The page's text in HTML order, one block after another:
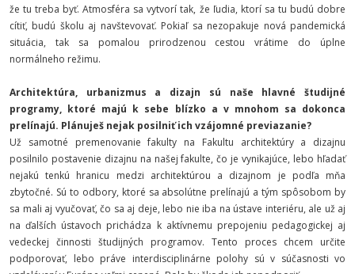
že tu treba byť. Atmosféra sa vytvorí tak, že ľudia, ktorí sa tu budú dobre
cítiť, budú školu aj navštevovať. Pokiaľ sa nezopakuje nová pandemická
situácia, tak sa pomalou prirodzenou cestou vrátime do úplne
normálneho režimu.
Architektúra, urbanizmus a dizajn sú naše hlavné študijné
programy, ktoré majú k sebe blízko a v mnohom sa dokonca
prelínajú. Plánuješ nejak posilniť ich vzájomné previazanie?
Už samotné premenovanie fakulty na Fakultu architektúry a dizajnu
posilnilo postavenie dizajnu na našej fakulte, čo je vynikajúce, lebo hľadať
nejakú tenkú hranicu medzi architektúrou a dizajnom je podľa mňa
zbytočné. Sú to odbory, ktoré sa absolútne prelínajú a tým spôsobom by
sa mali aj vyučovať, čo sa aj deje, lebo nie iba na ústave interiéru, ale už aj
na ďalších ústavoch prichádza k aktívnemu prepojeniu pedagogickej aj
vedeckej činnosti študijných programov. Tento proces chcem určite
podporovať, lebo práve interdisciplinárne polohy sú v súčasnosti vo